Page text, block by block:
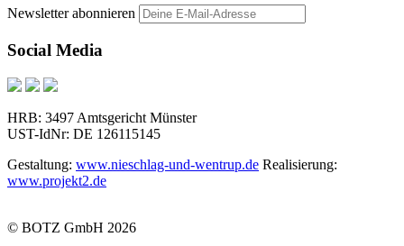
Newsletter abonnieren
Social Media
HRB: 3497 Amtsgericht Münster
UST-IdNr: DE 126115145
Gestaltung: www.nieschlag-und-wentrup.de Realisierung:
www.projekt2.de
© BOTZ GmbH 2026